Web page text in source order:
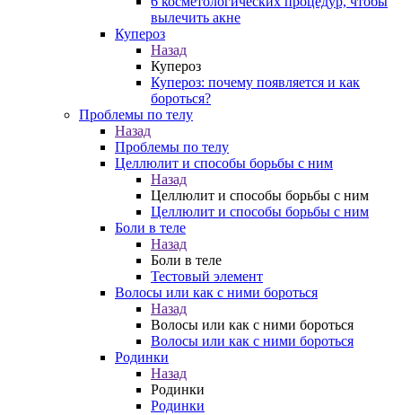
вылечить акне
Купероз
Назад
Купероз
Купероз: почему появляется и как
бороться?
Проблемы по телу
Назад
Проблемы по телу
Целлюлит и способы борьбы с ним
Назад
Целлюлит и способы борьбы с ним
Целлюлит и способы борьбы с ним
Боли в теле
Назад
Боли в теле
Тестовый элемент
Волосы или как с ними бороться
Назад
Волосы или как с ними бороться
Волосы или как с ними бороться
Родинки
Назад
Родинки
Родинки